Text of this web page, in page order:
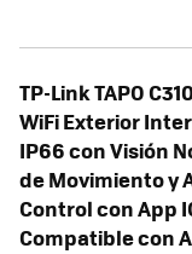
TP-Link TAPO
WiFi Exterior
IP66 con Visión
de Movimiento y
Control con App
Compatible con